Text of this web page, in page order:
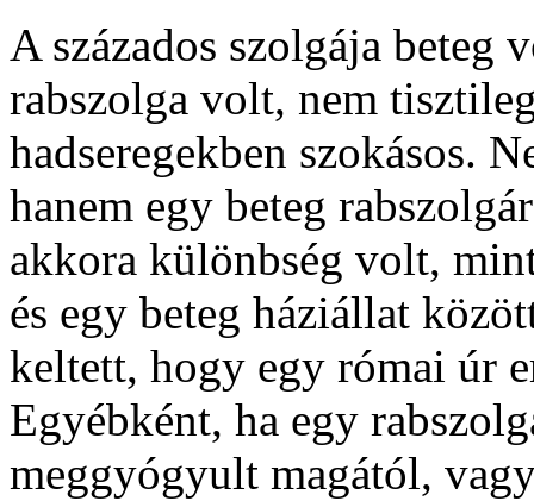
A százados szolgája beteg
rabszolga volt, nem
hadseregekben szokásos.
hanem egy beteg
akkora különbség volt,
és egy beteg háziállat
keltett, hogy egy római úr
Egyébként, ha egy
meggyógyult magától,